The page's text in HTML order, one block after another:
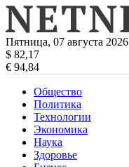
Пятница, 07 августа 2026
$ 82,17
€ 94,84
Общество
Политика
Технологии
Экономика
Наука
Здоровье